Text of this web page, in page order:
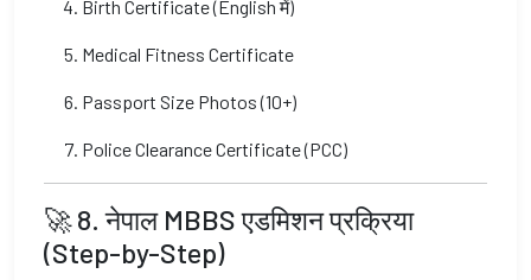
Birth Certificate (English में)
Medical Fitness Certificate
Passport Size Photos (10+)
Police Clearance Certificate (PCC)
🚀 8. नेपाल MBBS एडमिशन प्रक्रिया
(Step-by-Step)